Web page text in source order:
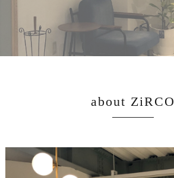
about ZiRCO